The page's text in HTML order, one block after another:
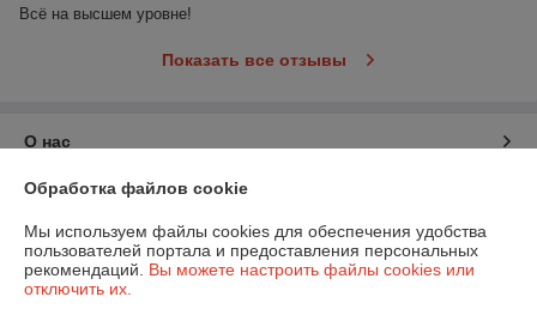
Всё на высшем уровне!
Показать все отзывы
О нас
Контакты
Доставка и оплата
Обработка файлов cookie
Мы используем файлы cookies для обеспечения удобства
пользователей портала и предоставления персональных
рекомендаций. Вы можете настроить файлы cookies или
отключить их.